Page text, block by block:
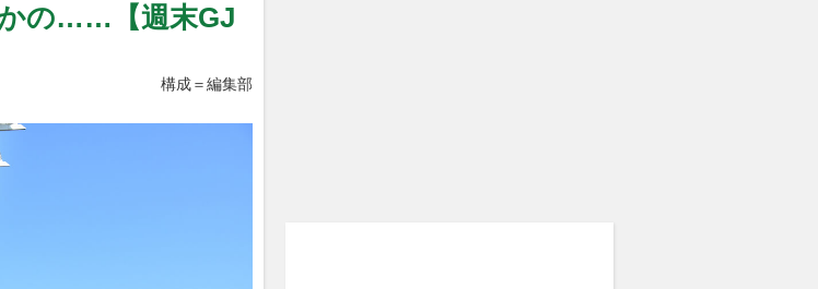
かの……【週末GJ
構成＝編集部